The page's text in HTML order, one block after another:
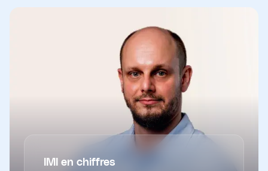
IMI en chiffres